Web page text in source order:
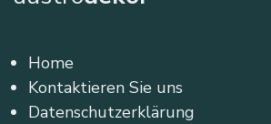
Home
Kontaktieren Sie uns
Datenschutzerklärung